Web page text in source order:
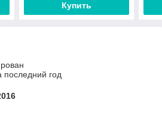
Купить
последний год